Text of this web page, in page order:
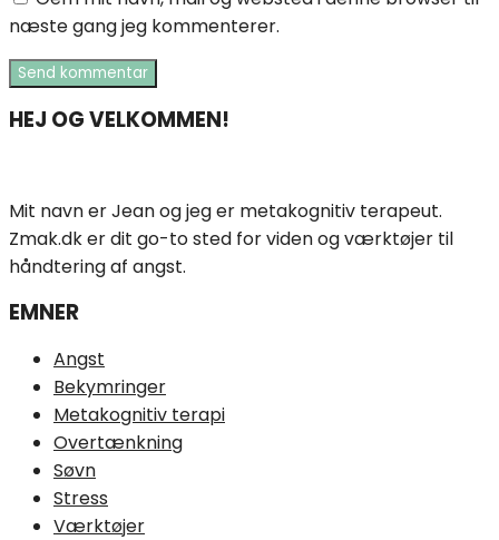
næste gang jeg kommenterer.
HEJ OG VELKOMMEN!
Mit navn er Jean og jeg er metakognitiv terapeut.
Zmak.dk er dit go-to sted for viden og værktøjer til
håndtering af angst.
EMNER
Angst
Bekymringer
Metakognitiv terapi
Overtænkning
Søvn
Stress
Værktøjer